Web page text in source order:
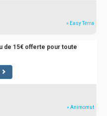
» Easy Terra
de 15€ offerte pour toute
» Animomut